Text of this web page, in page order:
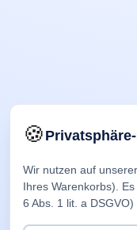
🍪
Wir nutzen auf
Ihres Warenkorbs).
6 Abs. 1 lit. a